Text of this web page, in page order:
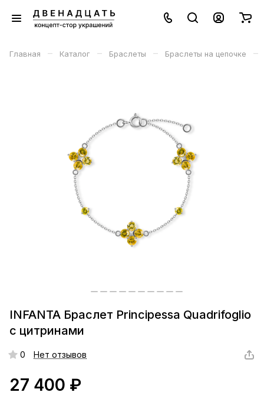
Главная – Каталог – Браслеты – Браслеты на цепочке –
INFANTA Браслет Principessa Quadrifoglio
с цитринами
0 Нет отзывов
27 400 ₽